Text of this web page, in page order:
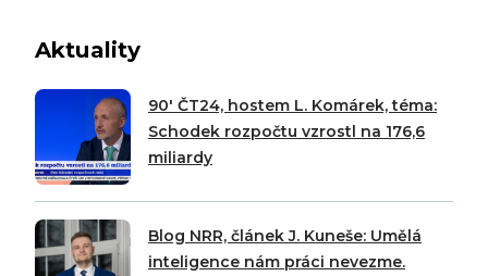
Aktuality
90′ ČT24, hostem L. Komárek, téma:
Schodek rozpočtu vzrostl na 176,6
miliardy
Blog NRR, článek J. Kuneše: Umělá
inteligence nám práci nevezme.